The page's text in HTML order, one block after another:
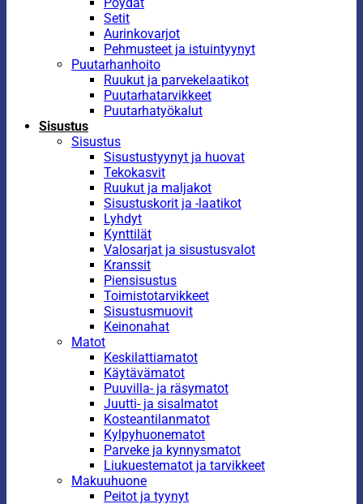
Setit
Aurinkovarjot
Pehmusteet ja istuintyynyt
Puutarhanhoito
Ruukut ja parvekelaatikot
Puutarhatarvikkeet
Puutarhatyökalut
Sisustus
Sisustus
Sisustustyynyt ja huovat
Tekokasvit
Ruukut ja maljakot
Sisustuskorit ja -laatikot
Lyhdyt
Kynttilät
Valosarjat ja sisustusvalot
Kranssit
Piensisustus
Toimistotarvikkeet
Sisustusmuovit
Keinonahat
Matot
Keskilattiamatot
Käytävämatot
Puuvilla- ja räsymatot
Juutti- ja sisalmatot
Kosteantilanmatot
Kylpyhuonematot
Parveke ja kynnysmatot
Liukuestematot ja tarvikkeet
Makuuhuone
Peitot ja tyynyt